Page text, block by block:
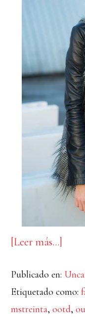
[Leer más…]
de
pelo
Publicado en:
Etiquetado como:
mstreinta,ootd,